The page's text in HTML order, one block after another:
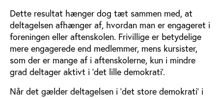
Dette resultat hænger dog tæt sammen med, at
deltagelsen afhænger af, hvordan man er engageret i
foreningen eller aftenskolen. Frivillige er betydelige
mere engagerede end medlemmer, mens kursister,
som der er mange af i aftenskolerne, kun i mindre
grad deltager aktivt i ’det lille demokrati’.
Når det gælder deltagelsen i ’det store demokrati’ i